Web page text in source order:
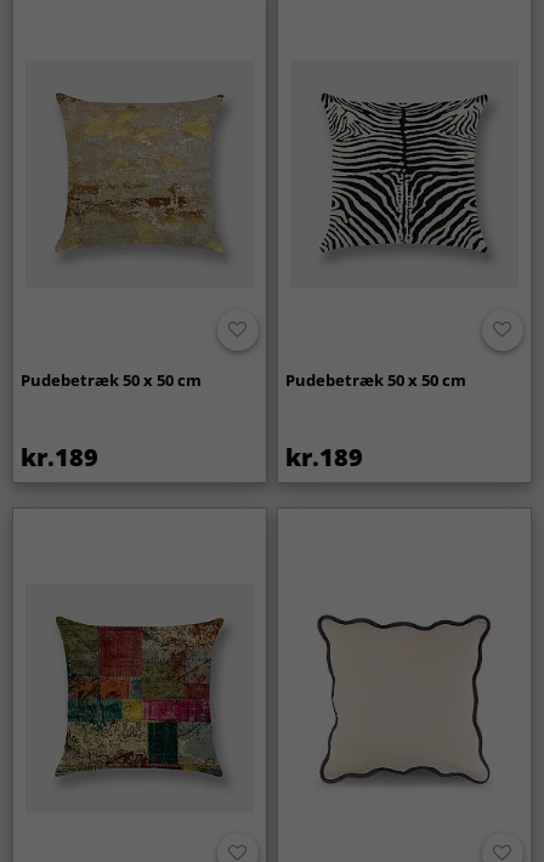
Pudebetræk 50 x 50 cm
kr.189
Pudebetræk 50 x 50 cm
kr.189